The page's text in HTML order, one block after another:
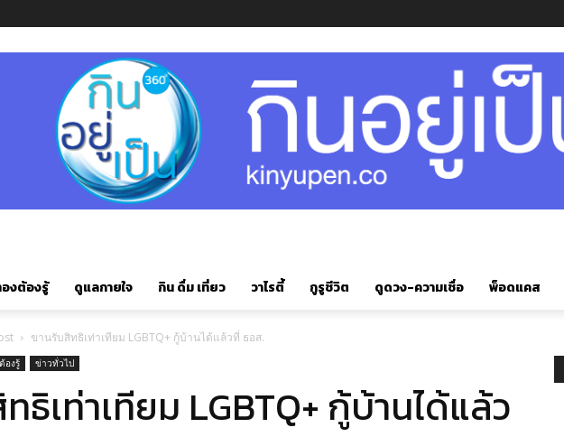
องต้องรู้ ดูแลกายใจ กิน ดื่ม เที่ยว วาไรตี้ กูรูชีวิต ดูดวง-ความเชื่อ พ็อดแคส
ขานรับสิทธิเท่าเทียม LGBTQ+ กู้บ้านได้แล้วที่ ธอส.
องรู้ ข่าวทั่วไป
ธิเท่าเทียม LGBTQ+ กู้บ้านได้แล้ว